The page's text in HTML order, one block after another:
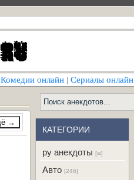
Комедии онлайн | Сериалы онлайн
КАТЕГОРИИ
ру анекдоты [∞]
Авто [246]